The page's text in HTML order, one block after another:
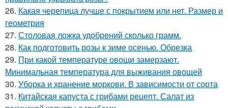
26. Какая черепица лучше с покрытием или нет. Размер и
геометрия
27. Столовая ложка удобрений сколько грамм.
28. Как подготовить розы к зиме осенью. Обрезка
29. При какой температуре овощи замерзают.
Минимальная температура для выживания овощей
30. Уборка и хранение моркови. В зависимости от сорта
31. Китайская капуста с грибами рецепт. Салат из